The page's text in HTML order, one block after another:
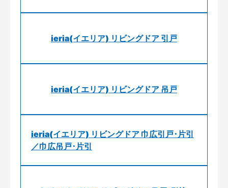
ieria(イエリア) リビングドア 引戸
ieria(イエリア) リビングドア 吊戸
ieria(イエリア) リビングドア 巾広引戸･片引
／巾広吊戸･片引